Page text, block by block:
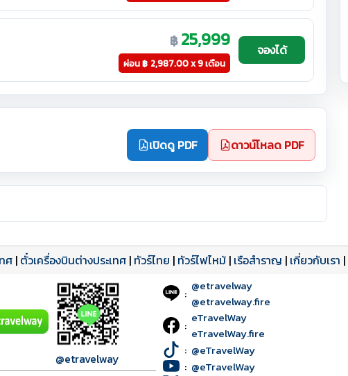
฿25,999
ผ่อน฿ 2,987.00 x 9 เดือน
จองได้
เปิดดู PDF ดาวน์โหลด PDF
ศ | ตั๋วเครื่องบินต่างประเทศ | ทัวร์ไทย | ทัวร์ไฟไหม้ | เรือสำราญ | เกี่ยวกับเรา |
@etravelway
: @etravelway
@etravelway.fire
: eTravelWay
eTravelWay.fire
: @eTravelWay
: @eTravelWay